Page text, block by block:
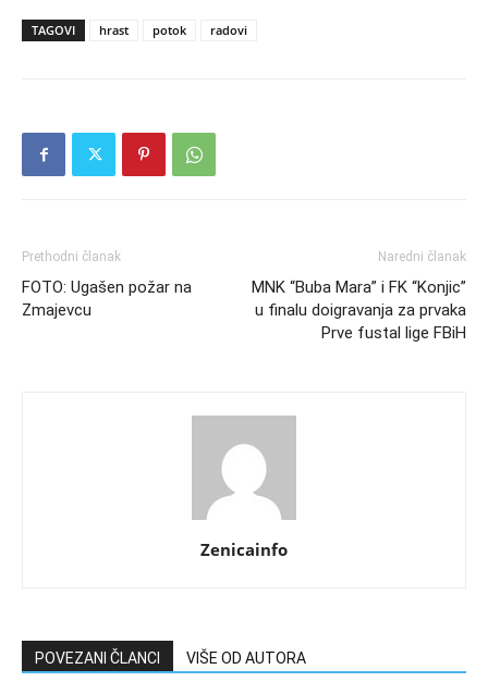
TAGOVI hrast potok radovi
Prethodni članak
FOTO: Ugašen požar na
Zmajevcu
Naredni članak
MNK “Buba Mara” i FK “Konjic”
u finalu doigravanja za prvaka
Prve fustal lige FBiH
Zenicainfo
POVEZANI ČLANCI VIŠE OD AUTORA